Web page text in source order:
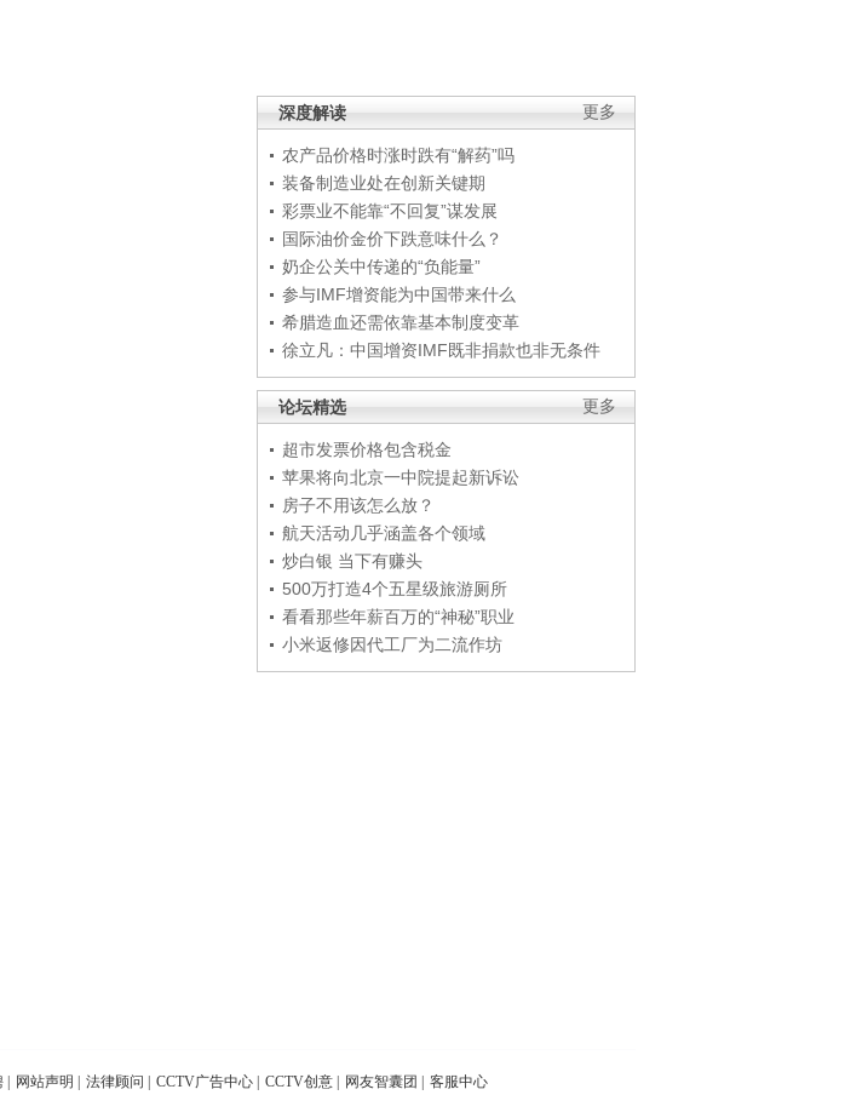
更多
深度解读
农产品价格时涨时跌有“解药”吗
装备制造业处在创新关键期
彩票业不能靠“不回复”谋发展
国际油价金价下跌意味什么？
奶企公关中传递的“负能量”
参与IMF增资能为中国带来什么
希腊造血还需依靠基本制度变革
徐立凡：中国增资IMF既非捐款也非无条件
更多
论坛精选
超市发票价格包含税金
苹果将向北京一中院提起新诉讼
房子不用该怎么放？
航天活动几乎涵盖各个领域
炒白银 当下有赚头
500万打造4个五星级旅游厕所
看看那些年薪百万的“神秘”职业
小米返修因代工厂为二流作坊
网站声明 法律顾问 CCTV广告中心 CCTV创意 网友智囊团 客服中心